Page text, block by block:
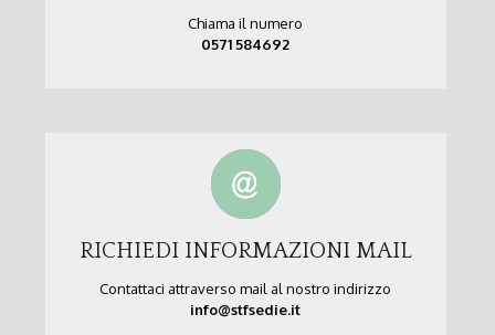
Chiama il numero
0571 584692
RICHIEDI INFORMAZIONI MAIL
Contattaci attraverso mail al nostro indirizzo
info@stfsedie.it